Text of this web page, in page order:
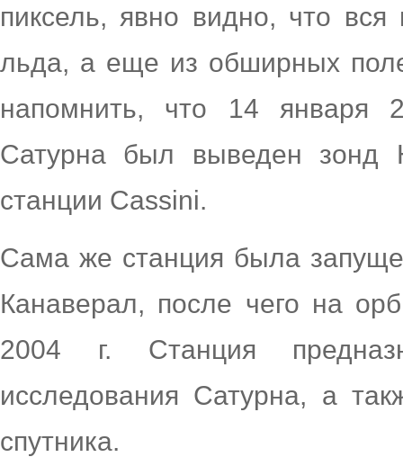
пиксель, явно видно, что вся
льда, а еще из обширных
напомнить, что 14 января
Сатурна был выведен зонд
станции Cassini.
Сама же станция была
Канаверал, после чего на
2004 г. Станция
исследования Сатурна, а
спутника.